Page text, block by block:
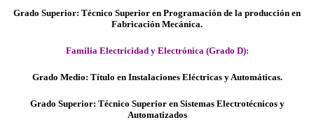
Grado Superior: Técnico Superior en Programación de la producción en
Fabricación Mecánica.
Familia Electricidad y Electrónica (Grado D):
Grado Medio: Título en Instalaciones Eléctricas y Automáticas.
Grado Superior: Técnico Superior en Sistemas Electrotécnicos y
Automatizados